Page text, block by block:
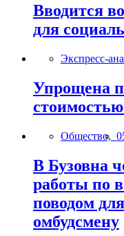
Вводится
для
Экспресс-
Упрощена
Общество,
В Бузовна
работы по
поводом
омбудсмену